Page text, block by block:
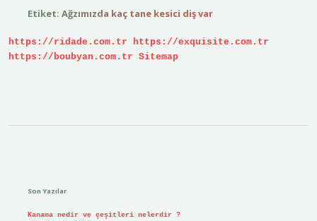
Etiket: Ağzımızda kaç tane kesici diş var
https://ridade.com.tr
https://exquisite.com.tr
https://boubyan.com.tr Sitemap
Son Yazılar
Kanama nedir ve çeşitleri nelerdir ?